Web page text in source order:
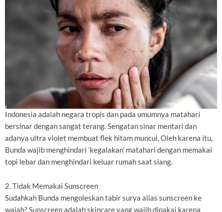
Indonesia adalah negara tropis dan pada umumnya matahari
bersinar dengan sangat terang. Sengatan sinar mentari dan
adanya ultra violet membuat flek hitam muncul. Oleh karena itu,
Bunda wajib menghindari ‘kegalakan’ matahari dengan memakai
topi lebar dan menghindari keluar rumah saat siang.
2. Tidak Memakai Sunscreen
Sudahkah Bunda mengoleskan tabir surya alias sunscreen ke
wajah? Sunscreen adalah skincare yang wajib dipakai karena